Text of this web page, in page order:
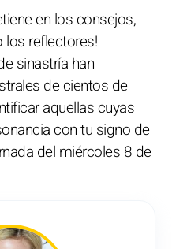
en los consejos,
los reflectores!
sinastría han
de cientos de
aquellas cuyas
con tu signo de
del miércoles 8 de